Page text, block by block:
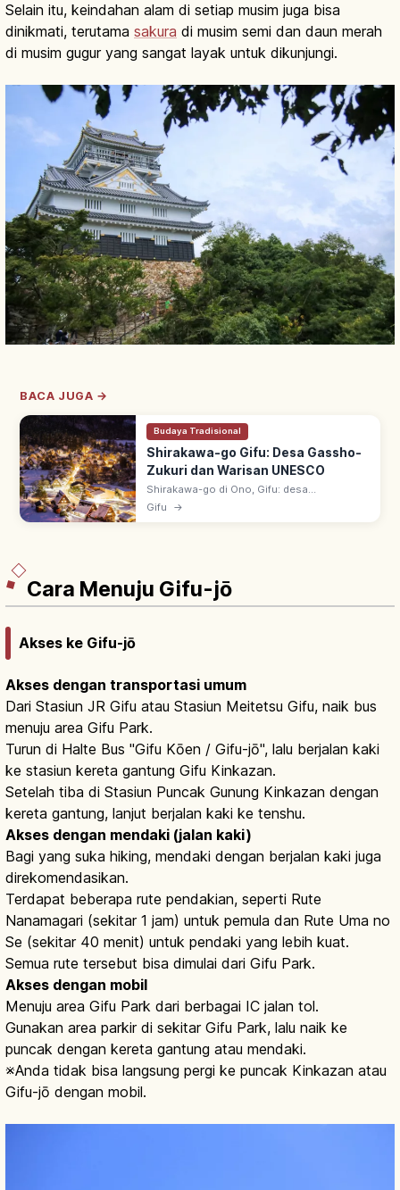
Selain itu, keindahan alam di setiap musim juga bisa
dinikmati, terutama sakura di musim semi dan daun merah
di musim gugur yang sangat layak untuk dikunjungi.
BACA JUGA →
Budaya Tradisional
Shirakawa-go Gifu: Desa Gassho-
Zukuri dan Warisan UNESCO
Shirakawa-go di Ono, Gifu: desa
pegunungan gassho-zukuri (atap jerami
Gifu →
Cara Menuju Gifu-jō
Akses ke Gifu-jō
Akses dengan transportasi umum
Dari Stasiun JR Gifu atau Stasiun Meitetsu Gifu, naik bus
menuju area Gifu Park.
Turun di Halte Bus "Gifu Kōen / Gifu-jō", lalu berjalan kaki
ke stasiun kereta gantung Gifu Kinkazan.
Setelah tiba di Stasiun Puncak Gunung Kinkazan dengan
kereta gantung, lanjut berjalan kaki ke tenshu.
Akses dengan mendaki (jalan kaki)
Bagi yang suka hiking, mendaki dengan berjalan kaki juga
direkomendasikan.
Terdapat beberapa rute pendakian, seperti Rute
Nanamagari (sekitar 1 jam) untuk pemula dan Rute Uma no
Se (sekitar 40 menit) untuk pendaki yang lebih kuat.
Semua rute tersebut bisa dimulai dari Gifu Park.
Akses dengan mobil
Menuju area Gifu Park dari berbagai IC jalan tol.
Gunakan area parkir di sekitar Gifu Park, lalu naik ke
puncak dengan kereta gantung atau mendaki.
※Anda tidak bisa langsung pergi ke puncak Kinkazan atau
Gifu-jō dengan mobil.